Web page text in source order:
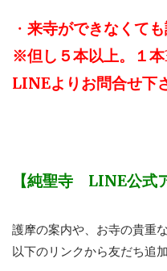
・ 来寺ができなくても
※但し５本以上。１
LINEよりお問合せ下
【純聖寺 LINE公式
護摩の案内や、お寺の貴重
以下のリンクから友だち追